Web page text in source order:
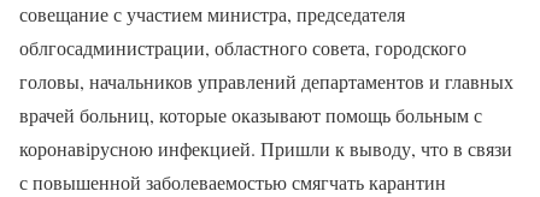
совещание с участием министра, председателя
облгосадминистрации, областного совета, городского
головы, начальников управлений департаментов и главных
врачей больниц, которые оказывают помощь больным с
коронавірусною инфекцией. Пришли к выводу, что в связи
с повышенной заболеваемостью смягчать карантин